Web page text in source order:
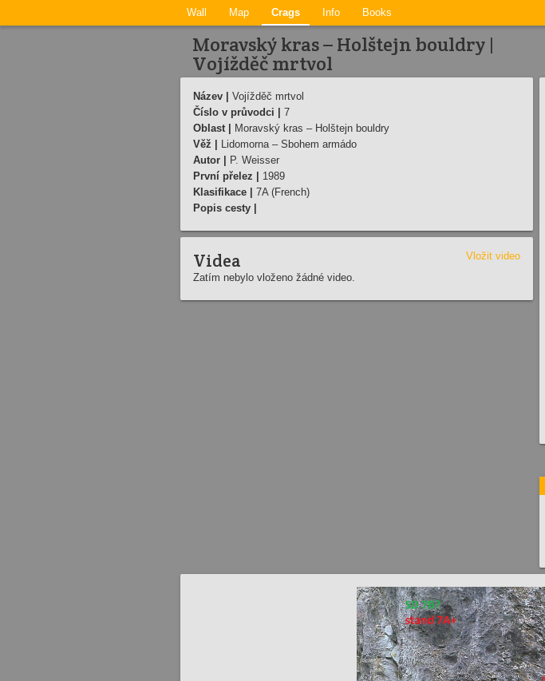
Wall Map Crags Info Books
Moravský kras – Holštejn bouldry |
Vojížděč mrtvol
Název |
Vojížděč mrtvol
Číslo v průvodci |
7
Oblast |
Moravský kras – Holštejn bouldry
Věž |
Lidomorna – Sbohem armádo
Autor |
P. Weisser
První přelez |
1989
Klasifikace |
7A (French)
Popis cesty |
Videa
Vložit video
Zatím nebylo vloženo žádné video.